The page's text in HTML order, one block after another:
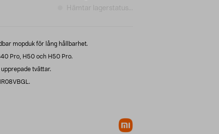
Hämtar lagerstatus...
mopduk för lång hållbarhet.
Pro, H50 och H50 Pro.
tvättar.